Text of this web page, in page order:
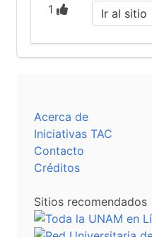
1
Ir al sitio
Acerca de
Iniciativas TAC
Contacto
Créditos
Sitios recomendados